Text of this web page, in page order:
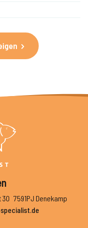
7591PJ Denekamp